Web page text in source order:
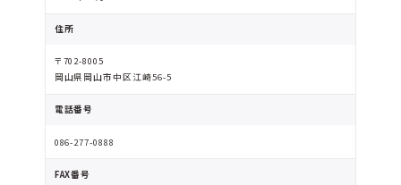
住所
〒702-8005
岡山県岡山市中区江崎56-5
電話番号
086-277-0888
FAX番号